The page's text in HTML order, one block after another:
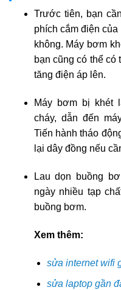
Trước tiên, bạn
phích cắm điện
không. Máy bơm
bạn cũng có thể có
tăng điện áp lên.
Máy bơm bị khét
cháy, dẫn đến
Tiến hành tháo
lại dây đồng nếu
Lau dọn buồng
ngày nhiều tạp
buồng bơm.
Xem thêm:
sửa internet wifi
sửa laptop gần